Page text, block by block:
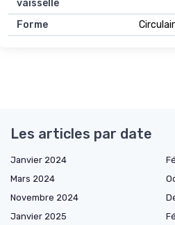
vaisselle
Forme
Les articles par date
Janvier 2024
Mars 2024
Novembre 2024
Janvier 2025